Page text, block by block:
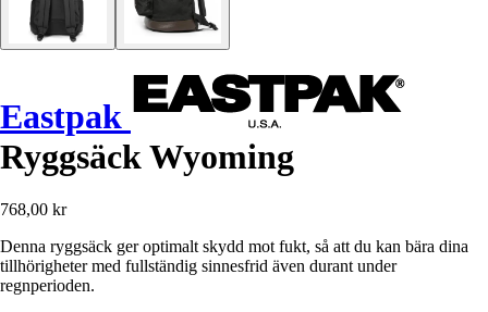
Eastpak
Ryggsäck Wyoming
768,00 kr
Denna ryggsäck ger optimalt skydd mot fukt, så att du kan bära dina
tillhörigheter med fullständig sinnesfrid även durant under
regnperioden.